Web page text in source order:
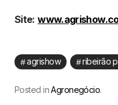
Site:
agrishow ribeirão
Posted inAgronegócio.